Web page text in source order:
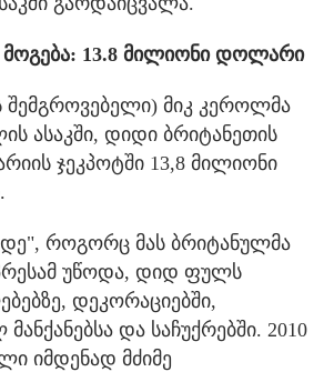
13.8 მილიონი დოლარი
შემგროვებელი) მიკ კეროლმა
ასაკში, დიდი ბრიტანეთის
ჯეკპოტში 13,8 მილიონი
როგორც მას ბრიტანულმა
უწოდა, დიდ ფულს
დეკორაციებში,
და საჩუქრებში. 2010
იმდენად მძიმე